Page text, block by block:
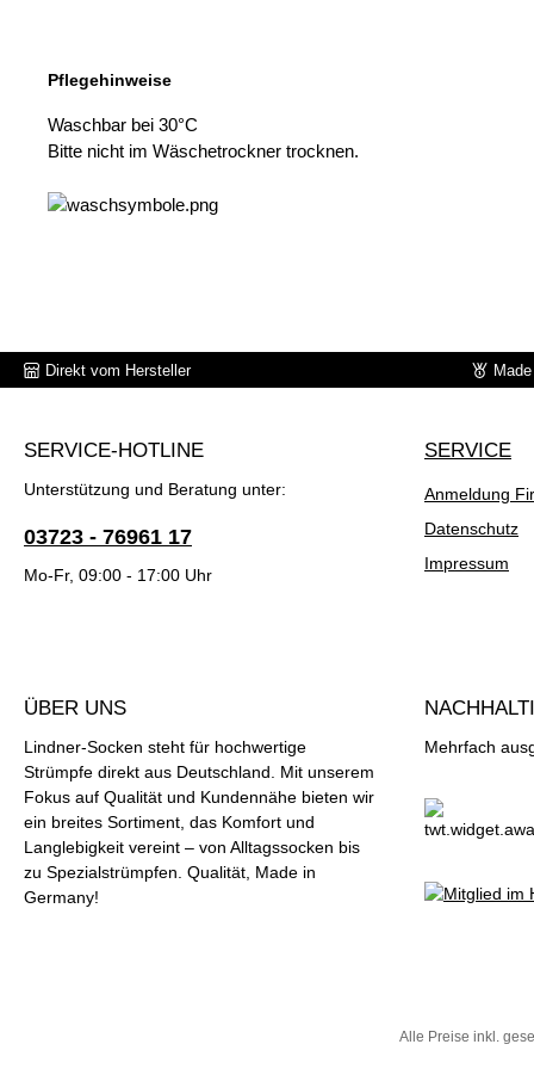
Pflegehinweise
Waschbar bei 30°C
Bitte nicht im Wäschetrockner trocknen.
Direkt vom Hersteller
SERVICE-HOTLINE
Unterstützung und Beratung unter:
03723 - 76961 17
Mo-Fr, 09:00 - 17:00 Uhr
SERVICE
Anmeldung
Datenschutz
Impressum
ÜBER UNS
Lindner-Socken steht für hochwertige
Strümpfe direkt aus Deutschland. Mit unserem
Fokus auf Qualität und Kundennähe bieten wir
ein breites Sortiment, das Komfort und
Langlebigkeit vereint – von Alltagssocken bis
zu Spezialstrümpfen. Qualität, Made in
Germany!
Mehrfach
Alle Preise inkl.